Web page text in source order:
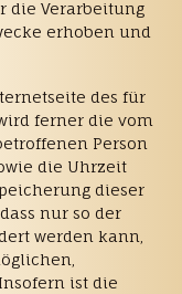
die Verarbeitung
erhoben und
des für
ferner die vom
Person
die Uhrzeit
dieser
nur so der
werden kann,
ist die